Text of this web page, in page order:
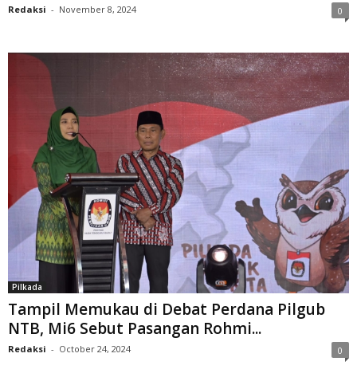
Redaksi - November 8, 2024 0
Pilkada
Tampil Memukau di Debat Perdana Pilgub
NTB, Mi6 Sebut Pasangan Rohmi...
Redaksi - October 24, 2024 0